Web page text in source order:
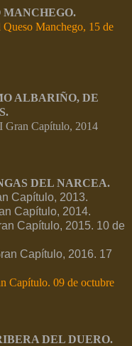
MANCHEGO.
Manchego, 15 de
ALBARIÑO, DE
Gran Capítulo, 2014
DEL NARCEA.
Capítulo, 2013.
Capítulo, 2014.
Capítulo, 2015. 10 de
Capítulo, 2016. 17
Capítulo. 09 de octubre
DEL DUERO.